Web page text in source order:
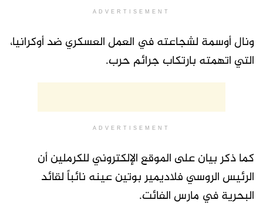
ADVERTISEMENT
ونال أوسمة لشجاعته في العمل العسكري ضد أوكرانيا،
التي اتهمته بارتكاب جرائم حرب.
ADVERTISEMENT
كما ذكر بيان على الموقع الإلكتروني للكرملين أن
الرئيس الروسي فلاديمير بوتين عينه نائباً لقائد
البحرية في مارس الفائت.